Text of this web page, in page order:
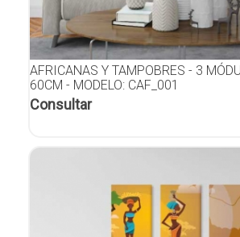
AFRICANAS Y TAMPOBRES - 3
60CM - MODELO: CAF_001
Consultar